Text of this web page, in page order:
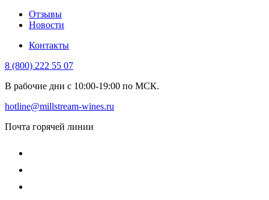
Отзывы
Новости
Контакты
8 (800) 222 55 07
В рабочие дни с 10:00-19:00 по МСК.
hotline@millstream-wines.ru
Почта горячей линии